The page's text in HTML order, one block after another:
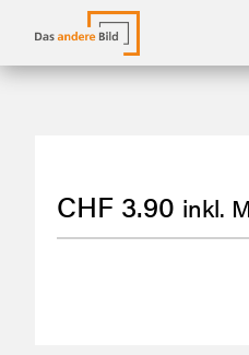
KASUALIEN
CHF 3.90 inkl.